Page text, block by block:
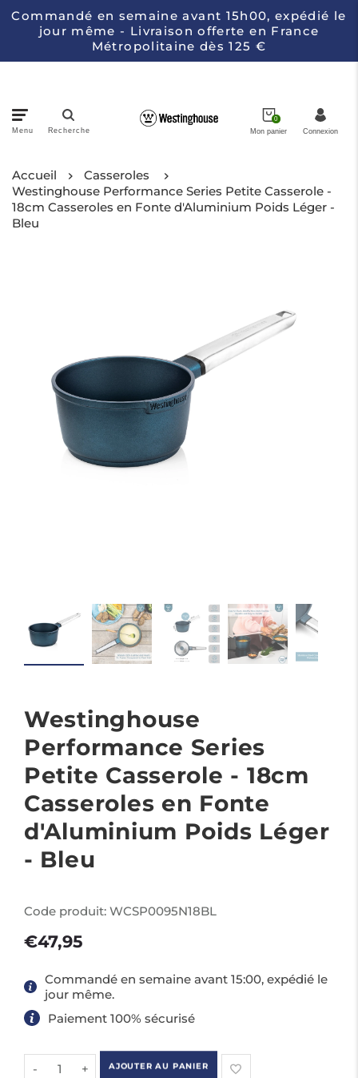
Commandé en semaine avant 15h00, expédié le
jour même - Livraison offerte en France
Métropolitaine dès 125 €
Casseroles
Électroménagers de Cuisine
Menu Recherche
0
Mon panier Connexion
Accueil
Casseroles
Westinghouse Performance Series Petite Casserole -
18cm Casseroles en Fonte d'Aluminium Poids Léger -
Bleu
Westinghouse
Performance Series
Petite Casserole - 18cm
Casseroles en Fonte
d'Aluminium Poids Léger
- Bleu
Code produit: WCSP0095N18BL
€47,95
Commandé en semaine avant 15:00, expédié le
jour même.
Paiement 100% sécurisé
- + AJOUTER AU PANIER